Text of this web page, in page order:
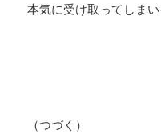
本気に受け取ってしま
（つづく）